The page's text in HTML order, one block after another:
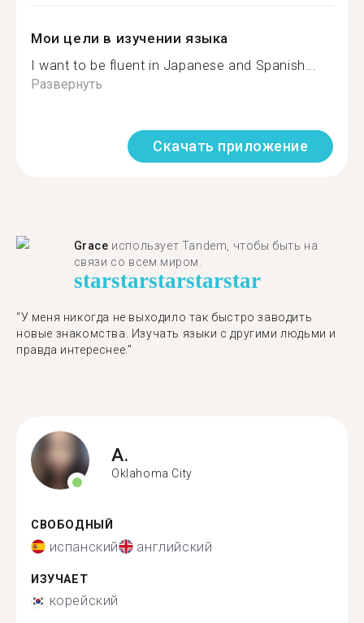
Мои цели в изучении языка
I want to be fluent in Japanese and Spanish...
Развернуть
Скачать приложение
Grace использует Tandem, чтобы быть на
связи со всем миром.
starstarstarstarstar
"У меня никогда не выходило так быстро заводить
новые знакомства. Изучать языки с другими людьми и
правда интереснее."
A.
Oklahoma City
СВОБОДНЫЙ
испанский английский
ИЗУЧАЕТ
корейский